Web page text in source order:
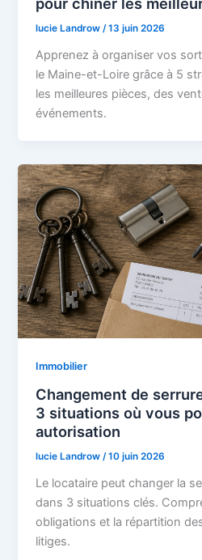
lucie Landrow/13 juin 2026
Apprenez à organiser vos
le Maine-et-Loire grâce à 5
les meilleures pièces, des
événements.
Immobilier
Changement de
3 situations où vous
autorisation
lucie Landrow/10 juin 2026
Le locataire peut changer la
dans 3 situations clés.
obligations et la répartition
litiges.